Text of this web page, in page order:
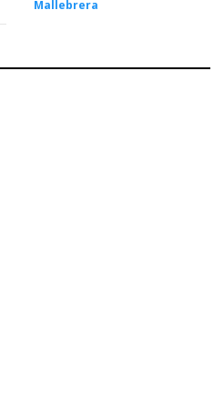
Mallebrera